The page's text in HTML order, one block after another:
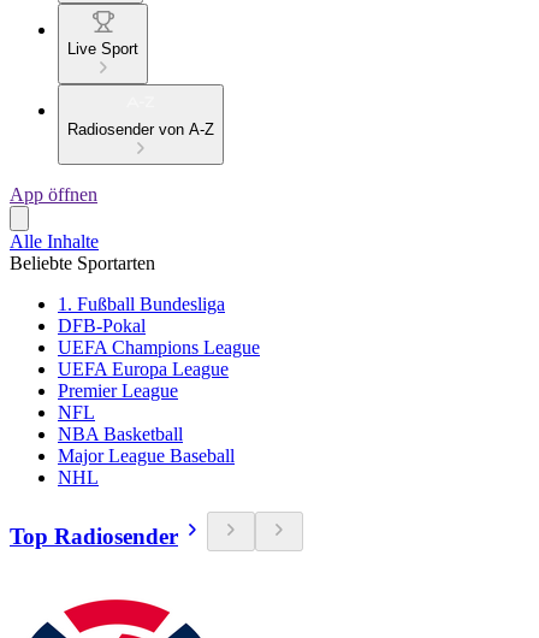
Live Sport
Radiosender von A-Z
App öffnen
Alle Inhalte
Beliebte Sportarten
1. Fußball Bundesliga
DFB-Pokal
UEFA Champions League
UEFA Europa League
Premier League
NFL
NBA Basketball
Major League Baseball
NHL
Top Radiosender